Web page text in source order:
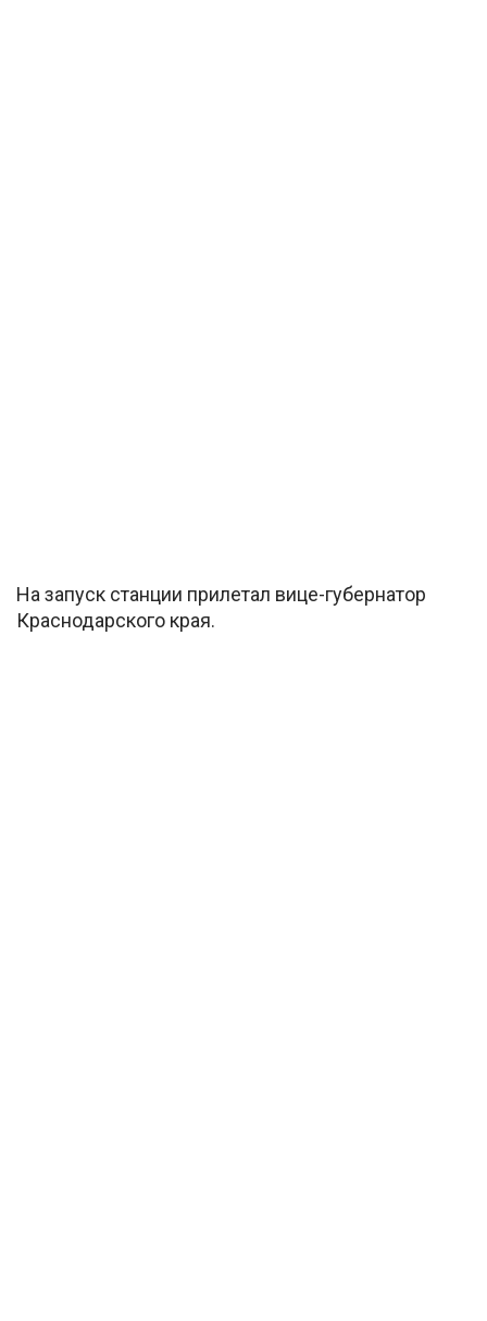
На запуск станции прилетал вице-губернатор
Краснодарского края.